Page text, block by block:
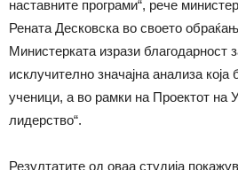
наставните програми“, рече
Рената Десковска во своето
Министерката изрази благодарност
исклучително значајна анализа
ученици, а во рамки на Проектот
лидерство“.
Резултатите од оваа студија